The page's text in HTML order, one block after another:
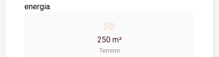
energia.
250 m²
Terreno